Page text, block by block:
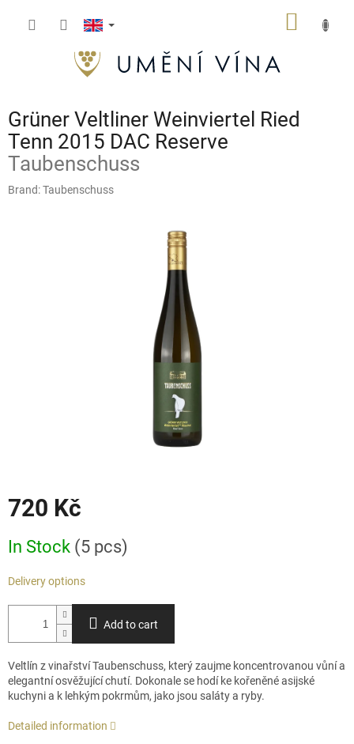
Grüner Veltliner Weinviertel Ried
Tenn 2015 DAC Reserve
Taubenschuss
Brand:Taubenschuss
720 Kč
price:
In Stock (5 pcs)
Delivery options
Add to cart
Veltlín z vinařstvíTaubenschuss, který zaujme koncentrovanou vůní a
elegantní osvěžující chutí. Dokonale se hodí ke kořeněné asijské
kuchyni a k lehkým pokrmům, jako jsou saláty a ryby.
Detailed information